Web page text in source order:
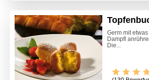
Germ mit
Dampfl
Die...